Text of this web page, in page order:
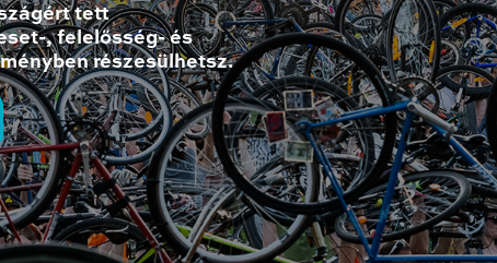
tett
, felelősség- és
részesülhetsz.